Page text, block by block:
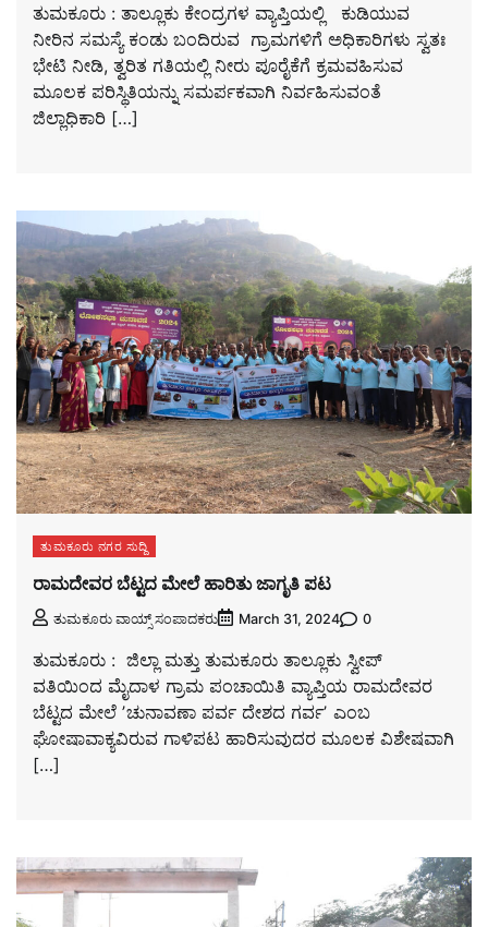
ತುಮಕೂರು : ತಾಲ್ಲೂಕು ಕೇಂದ್ರಗಳ ವ್ಯಾಪ್ತಿಯಲ್ಲಿ ಕುಡಿಯುವ
ನೀರಿನ ಸಮಸ್ಯೆ ಕಂಡು ಬಂದಿರುವ ಗ್ರಾಮಗಳಿಗೆ ಅಧಿಕಾರಿಗಳು‌ ಸ್ವತಃ
ಭೇಟಿ ನೀಡಿ, ತ್ವರಿತ ಗತಿಯಲ್ಲಿ ನೀರು ಪೂರೈಕೆಗೆ ಕ್ರಮವಹಿಸುವ
ಮೂಲಕ ಪರಿಸ್ಥಿತಿಯನ್ನು ‌ಸಮರ್ಪಕವಾಗಿ ನಿರ್ವಹಿಸುವಂತೆ
ಜಿಲ್ಲಾಧಿಕಾರಿ […]
ತುಮಕೂರು ನಗರ ಸುದ್ದಿ
ರಾಮದೇವರ ಬೆಟ್ಟದ ಮೇಲೆ ಹಾರಿತು ಜಾಗೃತಿ ಪಟ
ತುಮಕೂರು ವಾಯ್ಸ್ ಸಂಪಾದಕರು March 31, 2024 0
ತುಮಕೂರು : ಜಿಲ್ಲಾ ಮತ್ತು ತುಮಕೂರು ತಾಲ್ಲೂಕು ಸ್ವೀಪ್
ವತಿಯಿಂದ ಮೈದಾಳ ಗ್ರಾಮ ಪಂಚಾಯಿತಿ ವ್ಯಾಪ್ತಿಯ ರಾಮದೇವರ
ಬೆಟ್ಟದ ಮೇಲೆ ʼಚುನಾವಣಾ ಪರ್ವ ದೇಶದ ಗರ್ವʼ ಎಂಬ
ಘೋಷಾವಾಕ್ಯವಿರುವ ಗಾಳಿಪಟ ಹಾರಿಸುವುದರ ಮೂಲಕ ವಿಶೇಷವಾಗಿ
[…]